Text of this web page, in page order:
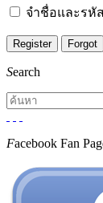
จำชื่อและรหั
Search
Facebook Fan